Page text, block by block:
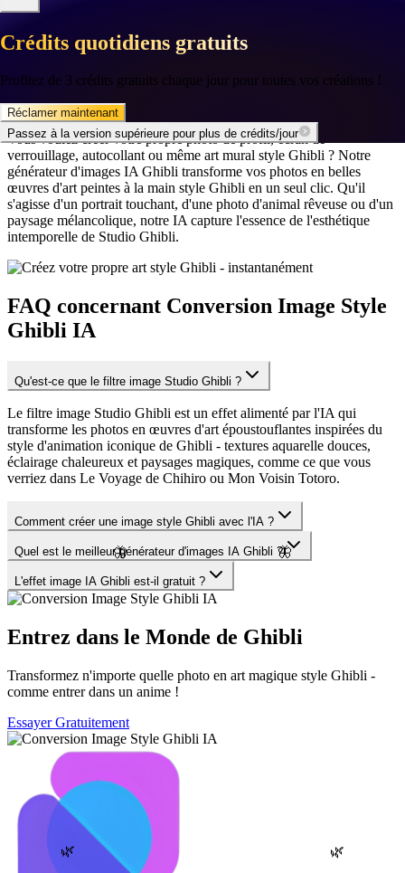
🌸
🌿
✦
🦋
🌿
🦋
Créez votre propre art style Ghibli -
instantanément
Vous voulez créer votre propre photo de profil, écran de
verrouillage, autocollant ou même art mural style Ghibli ? Notre
générateur d'images IA Ghibli transforme vos photos en belles
œuvres d'art peintes à la main style Ghibli en un seul clic. Qu'il
s'agisse d'un portrait touchant, d'une photo d'animal rêveuse ou d'un
paysage mélancolique, notre IA capture l'essence de l'esthétique
intemporelle de Studio Ghibli.
FAQ concernant Conversion Image Style
Ghibli IA
Qu'est-ce que le filtre image Studio Ghibli ?
Le filtre image Studio Ghibli est un effet alimenté par l'IA qui
transforme les photos en œuvres d'art époustouflantes inspirées du
style d'animation iconique de Ghibli - textures aquarelle douces,
éclairage chaleureux et paysages magiques, comme ce que vous
verriez dans Le Voyage de Chihiro ou Mon Voisin Totoro.
Comment créer une image style Ghibli avec l'IA ?
Quel est le meilleur générateur d'images IA Ghibli ?
L'effet image IA Ghibli est-il gratuit ?
Entrez dans le Monde de Ghibli
Transformez n'importe quelle photo en art magique style Ghibli -
comme entrer dans un anime !
Essayer Gratuitement
Crédits quotidiens gratuits
Profitez de 3 crédits gratuits chaque jour pour toutes vos créations !
Réclamer maintenant
Passez à la version supérieure pour plus de crédits/jour
Crédits quotidiens gratuits
Profitez de 3 crédits gratuits chaque jour pour toutes vos créations !
Réclamer maintenant
Passez à la version supérieure pour plus de crédits/jour